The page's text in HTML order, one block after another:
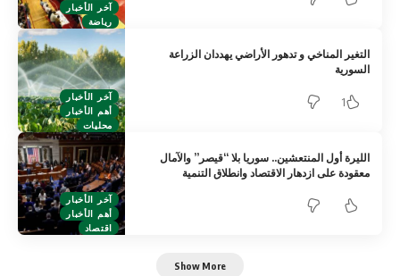
آخر الأخبار
رياضة
آخر الأخبار
أهم الأخبار
محليات
التغير المناخي و تدهور الأراضي يهددان الزراعة
السورية
1
آخر الأخبار
أهم الأخبار
اقتصاد
الليرة أول المنتعشين.. سوريا بلا “قيصر” والآمال
معقودة على ازدهار الاقتصاد وانطلاق التنمية
Show More